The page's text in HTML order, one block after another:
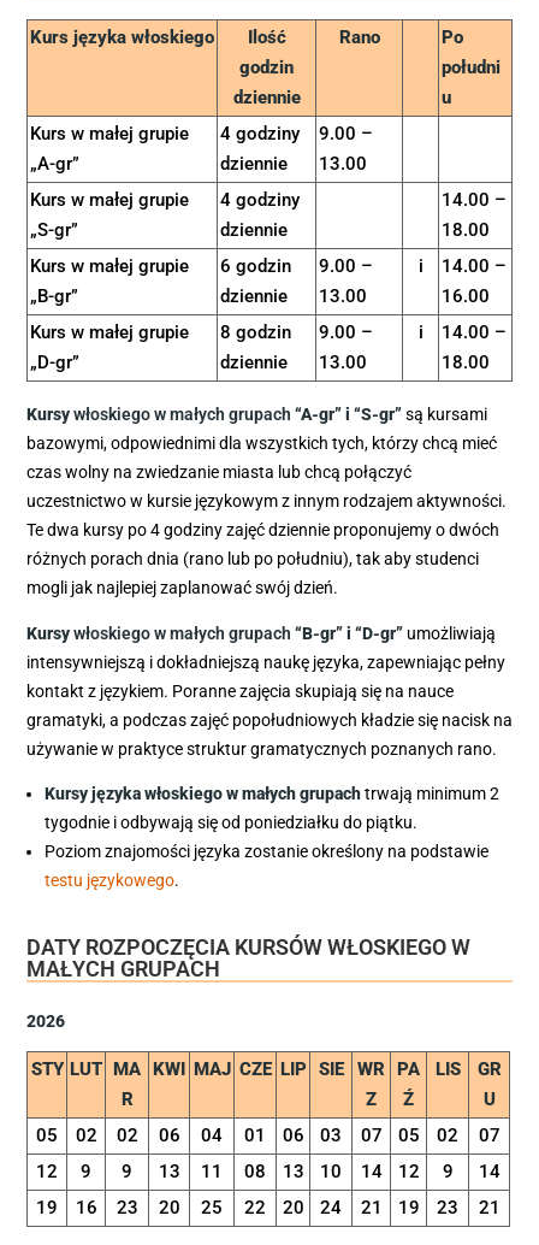
Kurs języka włoskiego
Ilość
godzin
dziennie
Rano
Po
południ
u
Kurs w małej grupie
„A-gr”
4 godziny
dziennie
9.00 –
13.00
Kurs w małej grupie
„S-gr”
4 godziny
dziennie
14.00 –
18.00
Kurs w małej grupie
„B-gr”
6 godzin
dziennie
9.00 –
13.00
i
14.00 –
16.00
Kurs w małej grupie
„D-gr”
8 godzin
dziennie
9.00 –
13.00
i
14.00 –
18.00
Kursywłoskiego w małych grupach “A-gr” i “S-gr”są kursami
bazowymi, odpowiednimi dla wszystkich tych, którzy chcą mieć
czas wolny na zwiedzanie miasta lub chcą połączyć
uczestnictwo w kursie językowym z innym rodzajem aktywności.
Te dwa kursy po 4 godziny zajęć dziennie proponujemy o dwóch
różnych porach dnia (rano lub po południu), tak aby studenci
mogli jak najlepiej zaplanować swój dzień.
Kursywłoskiego w małych grupach “B-gr” i “D-gr” umożliwiają
intensywniejszą i dokładniejszą naukę języka, zapewniając pełny
kontakt z językiem. Poranne zajęcia skupiają się na nauce
gramatyki, a podczas zajęć popołudniowych kładzie się nacisk na
używanie w praktyce struktur gramatycznych poznanych rano.
Kursy języka włoskiego w małych grupachtrwają minimum 2
tygodnie i odbywają się od poniedziałku do piątku.
Poziom znajomości języka zostanie określony na podstawie
testu językowego.
DATY ROZPOCZĘCIA KURSÓW WŁOSKIEGO W
MAŁYCH GRUPACH
2026
STY LUT MA
R
KWI MAJ CZE LIP SIE
WR
Z
PA
Ź
LIS
GR
U
05
02 02 06 04 01 06 03 07 05 02
07
12
9 9 13 11 08 13 10 14 12 9
14
19
16 23 20 25 22 20 24 21 19 23 21